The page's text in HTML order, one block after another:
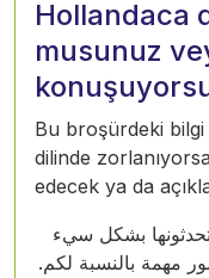
Hollandaca
musunuz
Bu broşürdeki
dilinde
edecek ya da
تتحدثونها بشكل سيء
مهمة بالنسبة لكم.